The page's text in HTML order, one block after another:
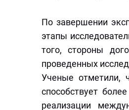
По завершении
этапы
того, стороны
проведенных
Ученые отметили,
способствует
реализации